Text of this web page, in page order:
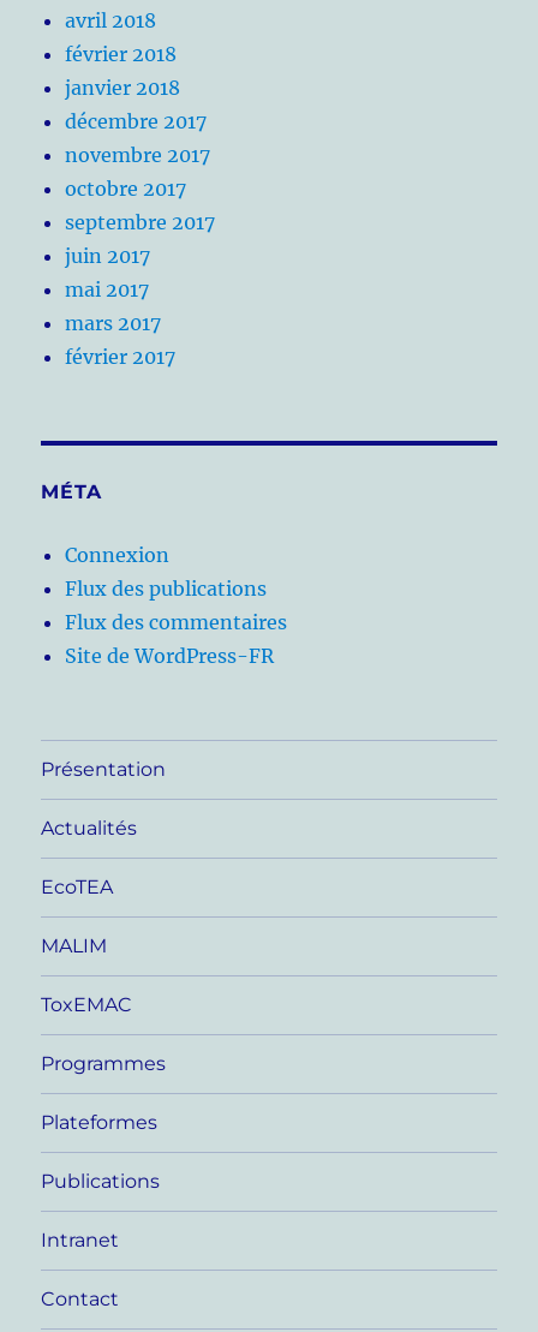
avril 2018
février 2018
janvier 2018
décembre 2017
novembre 2017
octobre 2017
septembre 2017
juin 2017
mai 2017
mars 2017
février 2017
MÉTA
Connexion
Flux des publications
Flux des commentaires
Site de WordPress-FR
Présentation
Actualités
EcoTEA
MALIM
ToxEMAC
Programmes
Plateformes
Publications
Intranet
Contact